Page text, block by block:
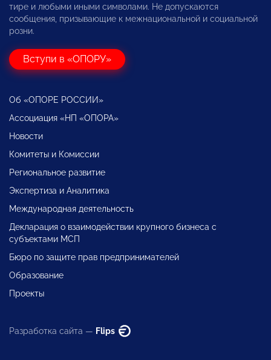
тире и любыми иными символами. Не допускаются
сообщения, призывающие к межнациональной и социальной
розни.
Вступи в «ОПОРУ»
Об «ОПОРЕ РОССИИ»
Ассоциация «НП «ОПОРА»
Новости
Комитеты и Комиссии
Региональное развитие
Экспертиза и Аналитика
Международная деятельность
Декларация о взаимодействии крупного бизнеса с
субъектами МСП
Бюро по защите прав предпринимателей
Образование
Проекты
Разработка сайта — Flips